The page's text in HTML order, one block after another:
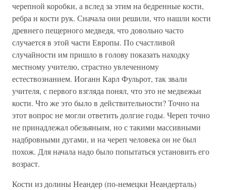
черепной коробки, а вслед за этим на бедренные кости,
ребра и кости рук. Сначала они решили, что нашли кости
древнего пещерного медведя, что довольно часто
случается в этой части Европы. По счастливой
случайности им пришло в голову показать находку
местному учителю, страстно увлеченному
естествознанием. Иоганн Карл Фульрот, так звали
учителя, с первого взгляда понял, что это не медвежьи
кости. Что же это было в действительности? Точно на
этот вопрос не могли ответить долгие годы. Череп точно
не принадлежал обезьяньим, но с такими массивными
надбровными дугами, и на череп человека он не был
похож. Для начала надо было попытаться установить его
возраст.
Кости из долины Неандер (по-немецки Неандерталь)